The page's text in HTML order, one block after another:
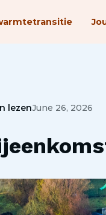
lezenJune 26, 2026